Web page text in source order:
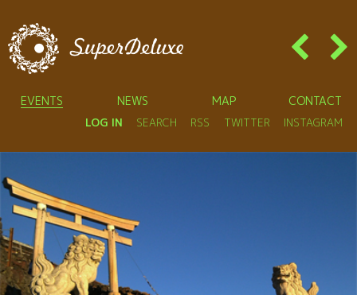
EVENTS NEWS MAP CONTACT
LOG IN SEARCH RSS TWITTER INSTAGRAM